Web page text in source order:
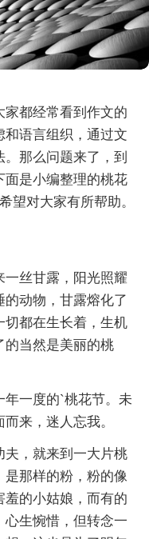
都经常看到作文的
语言组织，通过文
那么问题来了，到
面是小编整理的桃花
望对大家有所帮助。
一丝甘露，阳光照耀
动物，甘露熔化了
切都在生长着，生机
的当然是美丽的桃
年一度的`桃花节。未
来，迷人忘我。
夫，就来到一大片桃
那样的粉，粉的像
的小姑娘，而有的
生惋惜，但转念一